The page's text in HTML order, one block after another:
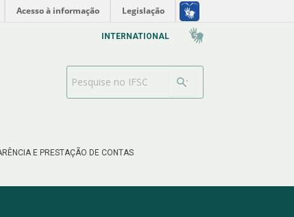
Acesso à informação Legislação
E PRESTAÇÃO DE CONTAS
INTERNATIONAL
Barra de busca